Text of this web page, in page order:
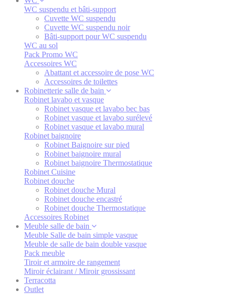
WC suspendu et bâti-support
Cuvette WC suspendu
Cuvette WC suspendu noir
Bâti-support pour WC suspendu
WC au sol
Pack Promo WC
Accessoires WC
Abattant et accessoire de pose WC
Accessoires de toilettes
Robinetterie salle de bain
Robinet lavabo et vasque
Robinet vasque et lavabo bec bas
Robinet vasque et lavabo surélevé
Robinet vasque et lavabo mural
Robinet baignoire
Robinet Baignoire sur pied
Robinet baignoire mural
Robinet baignoire Thermostatique
Robinet Cuisine
Robinet douche
Robinet douche Mural
Robinet douche encastré
Robinet douche Thermostatique
Accessoires Robinet
Meuble salle de bain
Meuble Salle de bain simple vasque
Meuble de salle de bain double vasque
Pack meuble
Tiroir et armoire de rangement
Miroir éclairant / Miroir grossissant
Terracotta
Outlet